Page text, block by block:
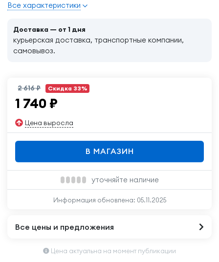
Все характеристики
Доставка — от 1 дня
курьерская доставка, транспортные компании,
самовывоз.
2 616 ₽ Скидка 33%
1 740 ₽
Цена выросла
В МАГАЗИН
уточняйте наличие
Информация обновлена: 05.11.2025
Все цены и предложения
Цена актуальна на момент публикации